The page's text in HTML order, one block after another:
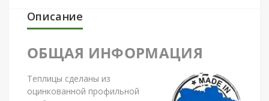
Описание
ОБЩАЯ ИНФОРМАЦИЯ
Теплицы сделаны из
оцинкованной профильной